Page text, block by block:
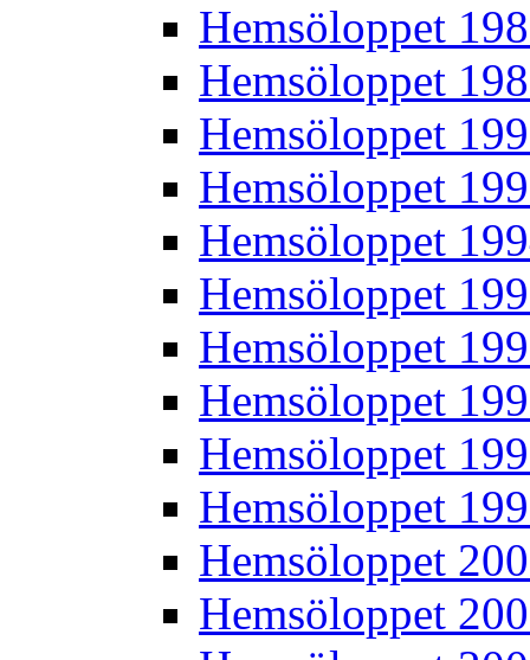
Hemsöloppet
Hemsöloppet
Hemsöloppet
Hemsöloppet
Hemsöloppet
Hemsöloppet
Hemsöloppet
Hemsöloppet
Hemsöloppet
Hemsöloppet
Hemsöloppet
Hemsöloppet